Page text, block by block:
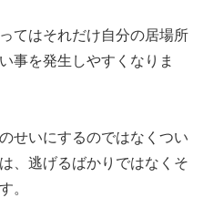
てはそれだけ自分の居場所
事を発生しやすくなりま
せいにするのではなくつい
、逃げるばかりではなくそ
。